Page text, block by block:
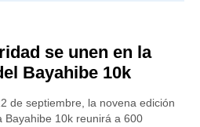
se unen en la
Bayahibe 10k
de septiembre, la novena edición
Bayahibe 10k reunirá a 600